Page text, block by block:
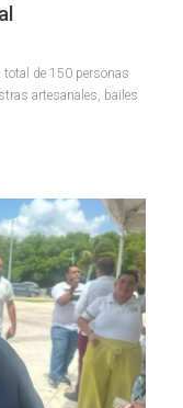
total de 150 personas
artesanales, bailes